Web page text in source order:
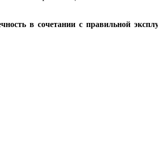
в сочетании с правильной